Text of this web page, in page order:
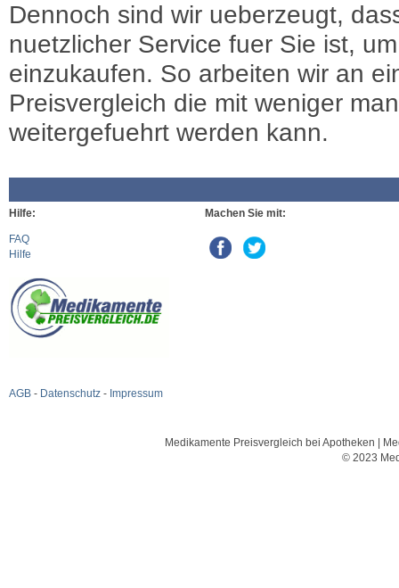
Dennoch sind wir ueberzeugt,
nuetzlicher Service fuer Sie ist,
einzukaufen. So arbeiten wir an
Preisvergleich die mit weniger
weitergefuehrt werden kann.
Hilfe:
FAQ
Hilfe
AGB - Datenschutz - Impressum
Machen Sie mit:
Medikamente Preisvergleich bei Apotheken |
© 2023